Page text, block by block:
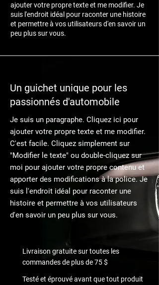
ajouter votre propre texte et me modifier. Je
suis l'endroit idéal pour raconter une histoire
et permettre à vos utilisateurs d'en savoir un
peu plus sur vous.
Un guichet unique pour les
passionnés d'automobile
Je suis un paragraphe. Cliquez ici pour
ajouter votre propre texte et me modifier.
C'est facile. Cliquez simplement sur
"Modifier le texte" ou double-cliquez sur
moi pour ajouter votre propre contenu et
apporter des modifications à la police. Je
suis l'endroit idéal pour raconter une
histoire et permettre à vos utilisateurs
d'en savoir un peu plus sur vous.
Livraison gratuite sur toutes les
commandes de plus de 75 $
Testé et éprouvé avant que tout produit